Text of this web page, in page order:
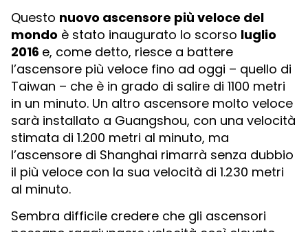
Questo nuovo ascensore più veloce del
mondo è stato inaugurato lo scorso luglio
2016 e, come detto, riesce a battere
l’ascensore più veloce fino ad oggi – quello di
Taiwan – che è in grado di salire di 1100 metri
in un minuto. Un altro ascensore molto veloce
sarà installato a Guangshou, con una velocità
stimata di 1.200 metri al minuto, ma
l’ascensore di Shanghai rimarrà senza dubbio
il più veloce con la sua velocità di 1.230 metri
al minuto.
Sembra difficile credere che gli ascensori